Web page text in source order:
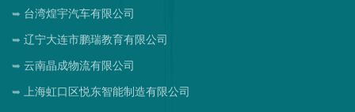
台湾煌宇汽车有限公司
辽宁大连市鹏瑞教育有限公司
云南晶成物流有限公司
上海虹口区悦东智能制造有限公司